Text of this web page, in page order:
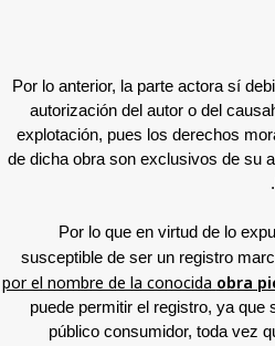
Por lo
explotación,
de dicha obra
Por lo
susceptible
por el nombre
puede
público